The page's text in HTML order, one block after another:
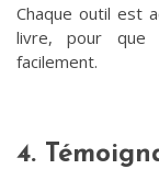
Chaque outil est
livre, pour que
facilement.
4.